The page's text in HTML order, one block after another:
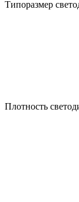
Типоразмер
Плотность